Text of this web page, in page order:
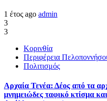
1 έτος ago admin
3
3
Κορινθία
Περιφέρεια
Πολιτισμός
Αρχαία Τενέα: Δέος από τα
μνημειώδες ταφικό κτίσμα